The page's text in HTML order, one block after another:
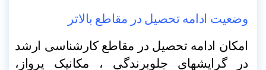
وضعیت ادامه تحصیل در مقاطع بالاتر
امکان ادامه تحصیل در مقاطع کارشناسی ارشد
در گرایشهای جلوبرندگی ، مکانیک پرواز،